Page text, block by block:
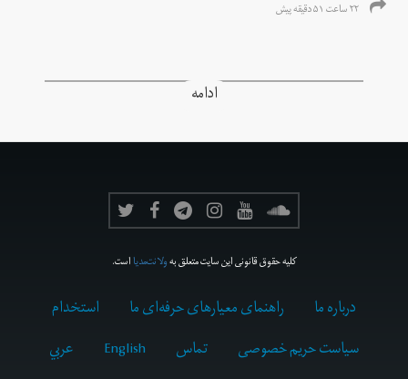
۲۲ ساعت ۵۱ دقیقه پیش
ادامه
کلیه حقوق قانونی این سایت متعلق بهولانت‌مدیااست.
درباره ما راهنمای معیارهای حرفه‌ای ما
استخدام
سیاست حریم خصوصی
تماس English
عربي